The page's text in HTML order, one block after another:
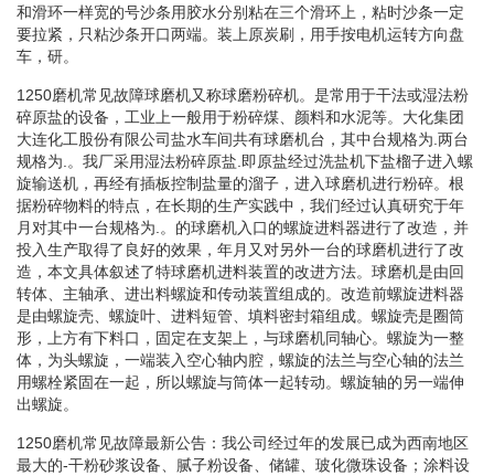
和滑环一样宽的号沙条用胶水分别粘在三个滑环上，粘时沙条一定
要拉紧，只粘沙条开口两端。装上原炭刷，用手按电机运转方向盘
车，研。
1250磨机常见故障球磨机又称球磨粉碎机。是常用于干法或湿法粉
碎原盐的设备，工业上一般用于粉碎煤、颜料和水泥等。大化集团
大连化工股份有限公司盐水车间共有球磨机台，其中台规格为.两台
规格为.。我厂采用湿法粉碎原盐.即原盐经过洗盐机下盐榴子进入螺
旋输送机，再经有插板控制盐量的溜子，进入球磨机进行粉碎。根
据粉碎物料的特点，在长期的生产实践中，我们经过认真研究于年
月对其中一台规格为.。的球磨机入口的螺旋进料器进行了改造，并
投入生产取得了良好的效果，年月又对另外一台的球磨机进行了改
造，本文具体叙述了特球磨机进料装置的改进方法。球磨机是由回
转体、主轴承、进出料螺旋和传动装置组成的。改造前螺旋进料器
是由螺旋壳、螺旋叶、进料短管、填料密封箱组成。螺旋壳是圈筒
形，上方有下料口，固定在支架上，与球磨机同轴心。螺旋为一整
体，为头螺旋，一端装入空心轴内腔，螺旋的法兰与空心轴的法兰
用螺栓紧固在一起，所以螺旋与筒体一起转动。螺旋轴的另一端伸
出螺旋。
1250磨机常见故障最新公告：我公司经过年的发展已成为西南地区
最大的-干粉砂浆设备、腻子粉设备、储罐、玻化微珠设备；涂料设